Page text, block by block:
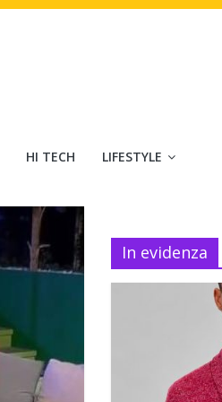
HI TECH LIFESTYLE
In evidenza